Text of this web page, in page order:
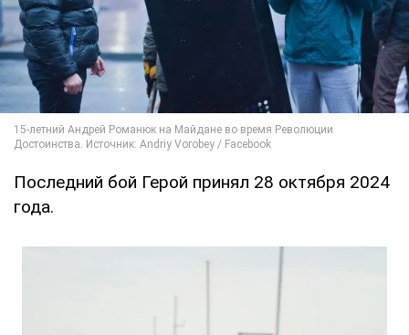
Последний бой Герой принял 28 октября 2024
года.